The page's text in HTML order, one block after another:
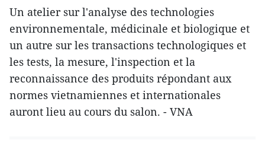
Un atelier sur l'analyse des technologies
environnementale, médicinale et biologique et
un autre sur les transactions technologiques et
les tests, la mesure, l'inspection et la
reconnaissance des produits répondant aux
normes vietnamiennes et internationales
auront lieu au cours du salon. - VNA